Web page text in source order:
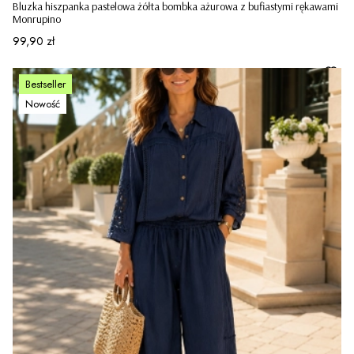
Bluzka hiszpanka pastelowa żółta bombka ażurowa z bufiastymi rękawami
Monrupino
Cena
99,90 zł
Bestseller
Nowość